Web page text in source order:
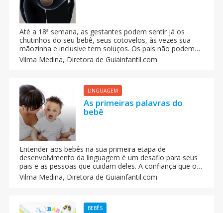
Até a 18ª semana, as gestantes podem sentir já os
chutinhos do seu bebê, seus cotovelos, às vezes sua
mãozinha e inclusive tem soluços. Os pais não podem
vê-lo, mas a experiência lhes permite diferenciar um
movimento de outro até o último trimestre de gravidez.
Vilma Medina, Diretora de Guiainfantil.com
LINGUAGEM
As primeiras palavras do
bebê
Entender aos bebês na sua primeira etapa de
desenvolvimento da linguagem é um desafio para seus
pais e as pessoas que cuidam deles. A confiança que o
bebê deposita neles, e o afeto que desenvolveu esse
vínculo, alimentará seu desejo de se conectar com eles
Vilma Medina, Diretora de Guiainfantil.com
BEBÊS